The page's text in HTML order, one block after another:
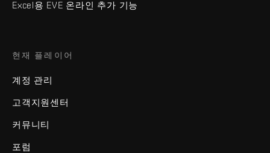
Excel용 EVE 온라인 추가 기능
현재 플레이어
계정 관리
고객지원센터
커뮤니티
포럼